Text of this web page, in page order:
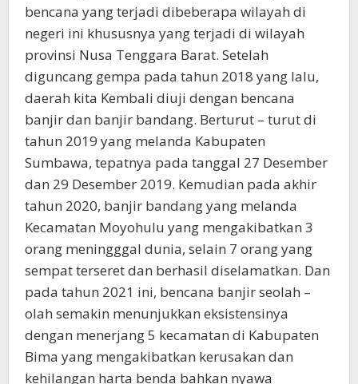
bencana yang terjadi dibeberapa wilayah di
negeri ini khususnya yang terjadi di wilayah
provinsi Nusa Tenggara Barat. Setelah
diguncang gempa pada tahun 2018 yang lalu,
daerah kita Kembali diuji dengan bencana
banjir dan banjir bandang. Berturut – turut di
tahun 2019 yang melanda Kabupaten
Sumbawa, tepatnya pada tanggal 27 Desember
dan 29 Desember 2019. Kemudian pada akhir
tahun 2020, banjir bandang yang melanda
Kecamatan Moyohulu yang mengakibatkan 3
orang meningggal dunia, selain 7 orang yang
sempat terseret dan berhasil diselamatkan. Dan
pada tahun 2021 ini, bencana banjir seolah –
olah semakin menunjukkan eksistensinya
dengan menerjang 5 kecamatan di Kabupaten
Bima yang mengakibatkan kerusakan dan
kehilangan harta benda bahkan nyawa